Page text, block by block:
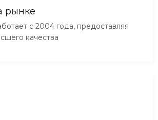
рынке
с 2004 года, предоставляя
качества